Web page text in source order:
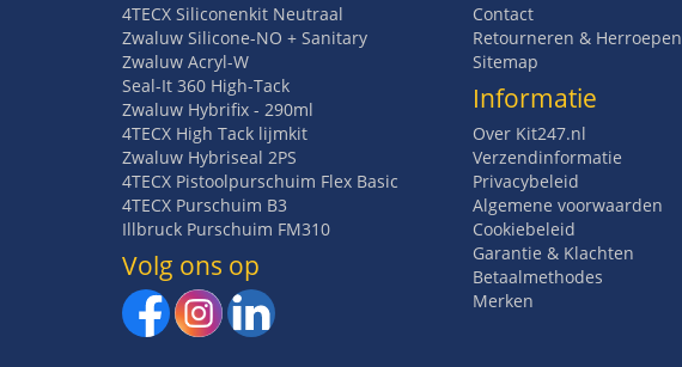
4TECX Siliconenkit Neutraal
Zwaluw Silicone-NO + Sanitary
Zwaluw Acryl-W
Seal-It 360 High-Tack
Zwaluw Hybrifix - 290ml
4TECX High Tack lijmkit
Zwaluw Hybriseal 2PS
4TECX Pistoolpurschuim Flex Basic
4TECX Purschuim B3
Illbruck Purschuim FM310
Volg ons op
Contact
Retourneren & Herroepen
Sitemap
Informatie
Over Kit247.nl
Verzendinformatie
Privacybeleid
Algemene voorwaarden
Cookiebeleid
Garantie & Klachten
Betaalmethodes
Merken